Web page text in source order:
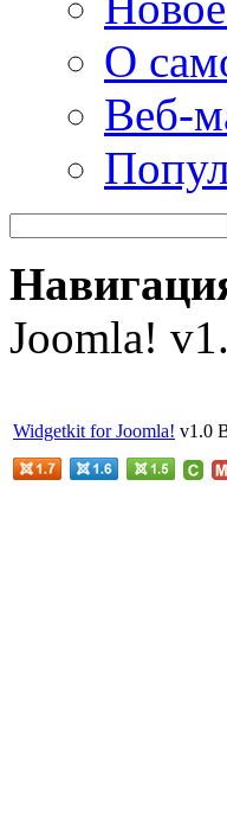
О
Веб-
Joomla!
Widgetkit forJoomla! v1.0